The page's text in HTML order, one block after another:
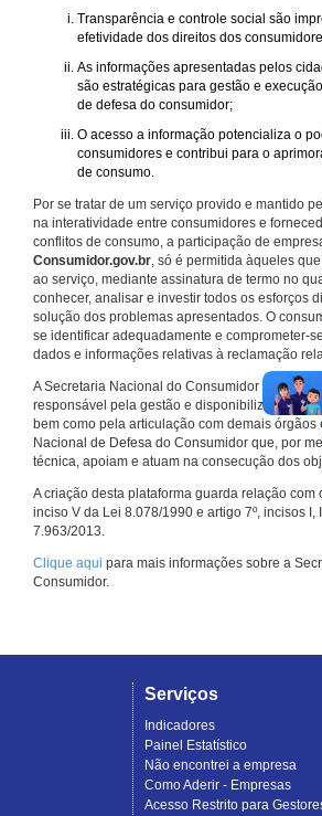
Transparência e controle social são
efetividade dos direitos dos
As informações apresentadas pelos
são estratégicas para gestão e
de defesa do consumidor;
O acesso a informação potencializa o
consumidores e contribui para o
de consumo.
Por se tratar de um serviço provido e mantido
na interatividade entre consumidores e
conflitos de consumo, a participação de
Consumidor.gov.br, só é permitida àqueles
ao serviço, mediante assinatura de termo no
conhecer, analisar e investir todos os esforços
solução dos problemas apresentados. O
se identificar adequadamente e comprometer-
dados e informações relativas à reclamação
A Secretaria Nacional do Consumidor do
responsável pela gestão e disponibilização do
bem como pela articulação com demais
Nacional de Defesa do Consumidor que, por
técnica, apoiam e atuam na consecução dos
A criação desta plataforma guarda relação com
inciso V da Lei 8.078/1990 e artigo 7º, incisos I,
7.963/2013.
Clique aqui para mais informações sobre a
Consumidor.
Serviços
Indicadores
Painel Estatístico
Não encontrei a empresa
Como Aderir - Empresas
Acesso Restrito para